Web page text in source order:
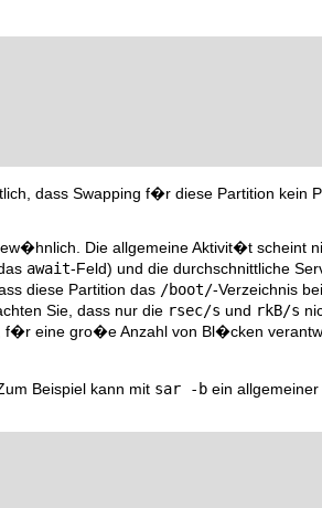
dass Swapping f�r diese Partition kein
Die allgemeine Aktivit�t scheint
await-Feld) und die durchschnittliche
diese Partition das /boot/-Verzeichnis
Sie, dass nur die rsec/s und rkB/s
eine gro�e Anzahl von Bl�cken
Beispiel kann mit sar -b ein